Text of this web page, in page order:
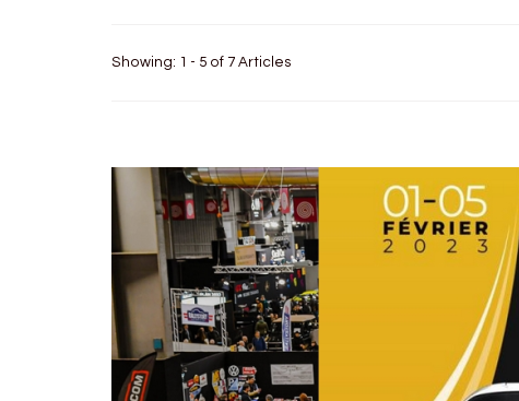
Showing: 1 - 5 of 7 Articles